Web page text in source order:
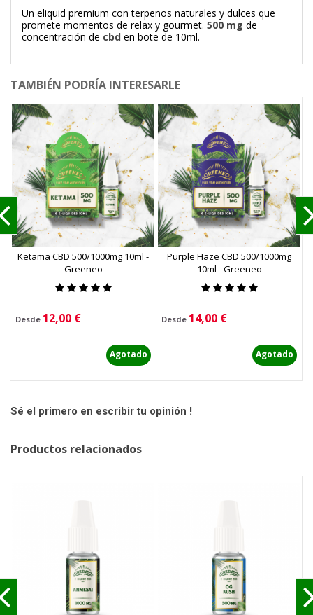
Un eliquid premium con terpenos naturales y dulces que
promete momentos de relax y gourmet. 500 mg de
concentración de cbd en bote de 10ml.
TAMBIÉN PODRÍA INTERESARLE
Ketama CBD 500/1000mg 10ml -
Greeneo
Desde Precio
12,00 €
Agotado
Purple Haze CBD 500/1000mg
10ml - Greeneo
Desde Precio
14,00 €
Agotado
Sé el primero en escribir tu opinión !
Productos relacionados